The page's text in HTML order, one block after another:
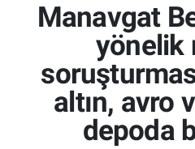
Manavgat
yönelik
altın, avro
depoda